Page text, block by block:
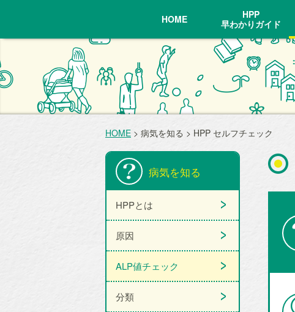
HOME
HPP
早わかりガイド
HOME > 病気を知る > HPP セルフチェック
病気を知る
HPPとは
原因
ALP値チェック
分類